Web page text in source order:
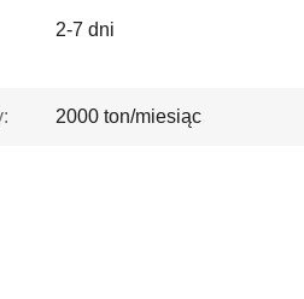
2-7 dni
2000 ton/miesiąc